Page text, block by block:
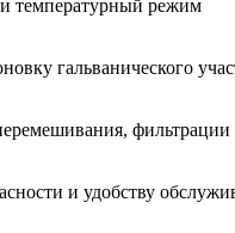
и температурный режим
гальванического
и удобству